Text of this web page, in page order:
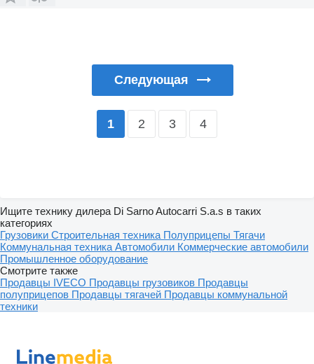
Следующая
1 2 3 4
Ищите технику дилера Di Sarno Autocarri S.a.s в таких
категориях
Грузовики Строительная техника Полуприцепы Тягачи
Коммунальная техника Автомобили Коммерческие автомобили
Промышленное оборудование
Смотрите также
Продавцы IVECO Продавцы грузовиков Продавцы
полуприцепов Продавцы тягачей Продавцы коммунальной
техники